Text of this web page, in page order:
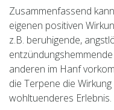
Zusammenfassend
eigenen positiven
z.B. beruhigende,
anderen im Hanf
die Terpene die
wohltuenderes Erlebnis.